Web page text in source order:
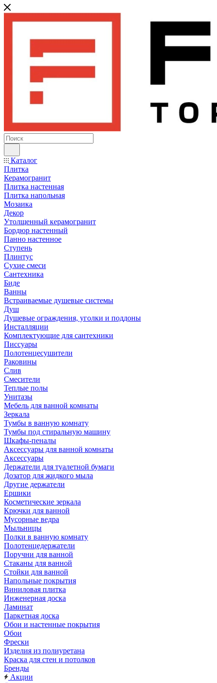
Каталог
Плитка
Керамогранит
Плитка настенная
Плитка напольная
Мозаика
Декор
Утолщенный керамогранит
Бордюр настенный
Панно настенное
Ступень
Плинтус
Сухие смеси
Сантехника
Биде
Ванны
Встраиваемые душевые системы
Душ
Душевые ограждения, уголки и поддоны
Инсталляции
Комплектующие для сантехники
Писсуары
Полотенцесушители
Раковины
Слив
Смесители
Теплые полы
Унитазы
Мебель для ванной комнаты
Зеркала
Тумбы в ванную комнату
Тумбы под стиральную машину
Шкафы-пеналы
Аксессуары для ванной комнаты
Аксессуары
Держатели для туалетной бумаги
Дозатор для жидкого мыла
Другие держатели
Ершики
Косметические зеркала
Крючки для ванной
Мусорные ведра
Мыльницы
Полки в ванную комнату
Полотенцедержатели
Поручни для ванной
Стаканы для ванной
Стойки для ванной
Напольные покрытия
Виниловая плитка
Инженерная доска
Ламинат
Паркетная доска
Обои и настенные покрытия
Обои
Фрески
Изделия из полиуретана
Краска для стен и потолков
Бренды
Акции